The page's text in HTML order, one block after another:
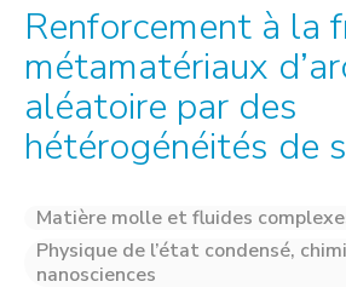
Renforcement à la
métamatériaux
aléatoire par des
hétérogénéités de
Matière molle et fluides
Physique de l’état condensé,
nanosciences